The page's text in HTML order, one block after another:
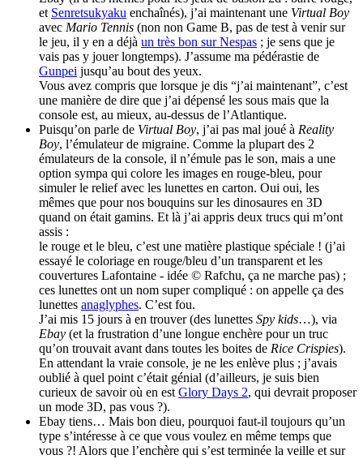
et Senretsukyaku enchaînés), j’ai maintenant une Virtual Boy
avec Mario Tennis (non non Game B, pas de test à venir sur
le jeu, il y en a déjà un très bon sur Nespas ; je sens que je
vais pas y jouer longtemps). J’assume ma pédérastie de
Gunpei jusqu’au bout des yeux.
Vous avez compris que lorsque je dis “j’ai maintenant”, c’est
une manière de dire que j’ai dépensé les sous mais que la
console est, au mieux, au-dessus de l’Atlantique.
Puisqu’on parle de Virtual Boy, j’ai pas mal joué à Reality
Boy, l’émulateur de migraine. Comme la plupart des 2
émulateurs de la console, il n’émule pas le son, mais a une
option sympa qui colore les images en rouge-bleu, pour
simuler le relief avec les lunettes en carton. Oui oui, les
mêmes que pour nos bouquins sur les dinosaures en 3D
quand on était gamins. Et là j’ai appris deux trucs qui m’ont
assis :
le rouge et le bleu, c’est une matière plastique spéciale ! (j’ai
essayé le coloriage en rouge/bleu d’un transparent et les
couvertures Lafontaine - idée © Rafchu, ça ne marche pas) ;
ces lunettes ont un nom super compliqué : on appelle ça des
lunettes anaglyphes. C’est fou.
J’ai mis 15 jours à en trouver (des lunettes Spy kids…), via
Ebay (et la frustration d’une longue enchère pour un truc
qu’on trouvait avant dans toutes les boites de Rice Crispies).
En attendant la vraie console, je ne les enlève plus ; j’avais
oublié à quel point c’était génial (d’ailleurs, je suis bien
curieux de savoir où en est Glory Days 2, qui devrait proposer
un mode 3D, pas vous ?).
Ebay tiens… Mais bon dieu, pourquoi faut-il toujours qu’un
type s’intéresse à ce que vous voulez en même temps que
vous ?! Alors que l’enchère qui s’est terminée la veille et sur